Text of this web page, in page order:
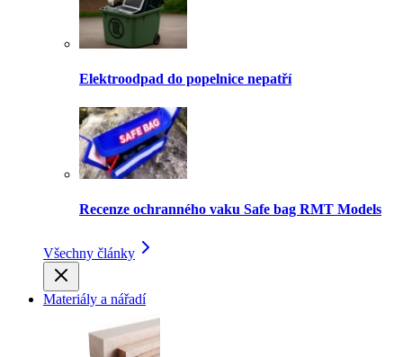
Elektroodpad do popelnice nepatří
Recenze ochranného vaku Safe bag RMT Models
Všechny články
Materiály a nářadí